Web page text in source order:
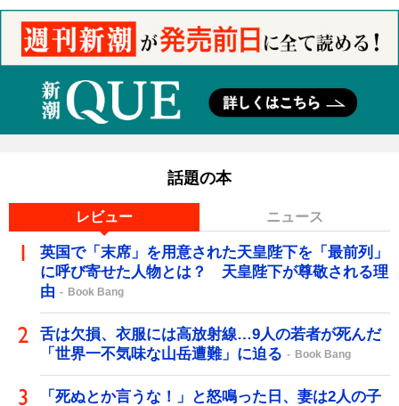
話題の本
レビュー ニュース
英国で「末席」を用意された天皇陛下を「最前列」
に呼び寄せた人物とは？ 天皇陛下が尊敬される理
由
Book Bang
舌は欠損、衣服には高放射線…9人の若者が死んだ
「世界一不気味な山岳遭難」に迫る
Book Bang
「死ぬとか言うな！」と怒鳴った日、妻は2人の子